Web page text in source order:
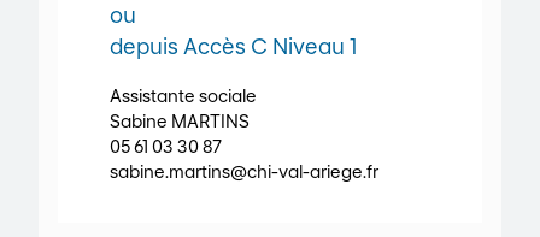
ou
depuis Accès C Niveau 1
Assistante sociale
Sabine MARTINS
05 61 03 30 87
sabine.martins@chi-val-ariege.fr